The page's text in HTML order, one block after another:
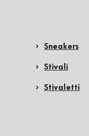
Sneakers
Stivali
Stivaletti